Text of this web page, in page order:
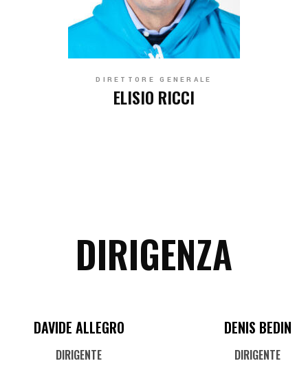
DIRETTORE GENERALE
ELISIO RICCI
DIRIGENZA
DAVIDE ALLEGRO
DIRIGENTE DIRIGENTE
DENIS BEDIN